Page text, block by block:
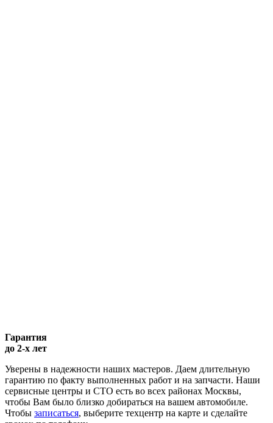
Гарантия
до 2-х лет
Уверены в надежности наших мастеров. Даем длительную
гарантию по факту выполненных работ и на запчасти. Наши
сервисные центры и СТО есть во всех районах Москвы,
чтобы Вам было близко добираться на вашем автомобиле.
Чтобы записаться, выберите техцентр на карте и сделайте